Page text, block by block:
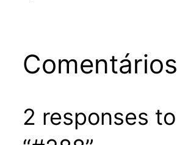
Comentários
2 responses to